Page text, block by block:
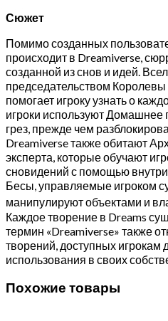
Сюжет
Помимо созданных
происходит в Dreamiverse,
созданной из снов и идей.
председательством
помогает игроку узнать о
игроки используют Домашнее
грез, прежде чем
Dreamiverse также обитают
эксперта, которые обучают
сновидений с помощью
Бесы, управляемые игроком
манипулируют объектами и
Каждое творение в Dreams
термин «Dreamiverse» также
творений, доступных игрокам
использования в своих
Похожие товары